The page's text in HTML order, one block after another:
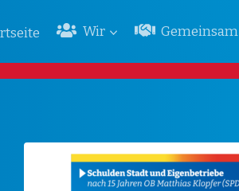
Wir Gemeinsam